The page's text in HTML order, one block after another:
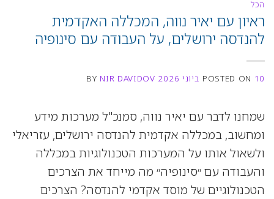
הכל
ראיון עם יאיר נווה, המכללה האקדמית
להנדסה ירושלים, על העבודה עם סינופיה
POSTED ON 10 ביוני 2026 BY NIR DAVIDOV
שמחנו לדבר עם יאיר נווה, סמנכ"ל מערכות מידע
ומחשוב, במכללה אקדמית להנדסה ירושלים, עזריאלי
ולשאול אותו על המערכות הטכנולוגיות במכללה
והעבודה עם ״סינופיה״ מה מייחד את הצרכים
הטכנולוגיים של מוסד אקדמי להנדסה? הצרכים